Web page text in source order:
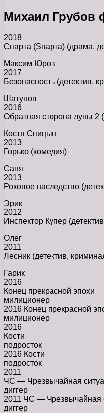
Михаил Грубов
2018
Спарта (Sпарта) (драма,
Максим Юров
2017
Безопасность (детектив,
Шатунов
2016
Обратная сторона луны 2
Костя Спицын
2013
Горько (комедия)
Саня
2013
Роковое наследство
Эрик
2012
Инспектор Купер
Олег
2011
Лесник (детектив,
Гарик
2016
Конец прекрасной эпохи
милиционер
2016 Конец прекрасной
милиционер
2016
Кости
подросток
2016 Кости
подросток
2011
ЧС — Чрезвычайная
диггер
2011 ЧС — Чрезвычайная
диггер